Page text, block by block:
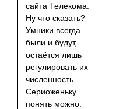
сайта Телекома.
Ну что сказать?
Умники всегда
были и будут,
остаётся лишь
регулировать их
численность.
Сериоженьку
понять можно: